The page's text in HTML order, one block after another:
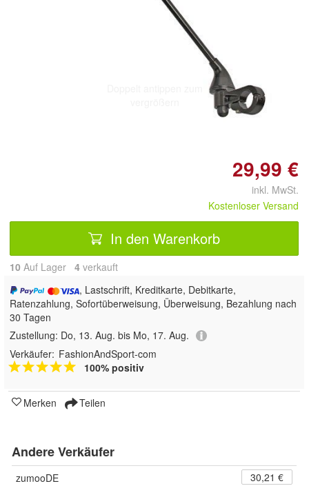
29,99 €
inkl. MwSt.
Kostenloser Versand
In den Warenkorb
10 Auf Lager 4 verkauft
, Lastschrift, Kreditkarte, Debitkarte,
Ratenzahlung, Sofortüberweisung, Überweisung, Bezahlung nach
30 Tagen
Zustellung: Do, 13. Aug. bis Mo, 17. Aug.
Verkäufer: FashionAndSport-com
100% positiv
Merken Teilen
Andere Verkäufer
zumooDE
30,21 €